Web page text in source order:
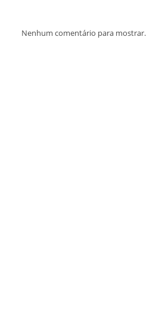
Nenhum comentário para mostrar.